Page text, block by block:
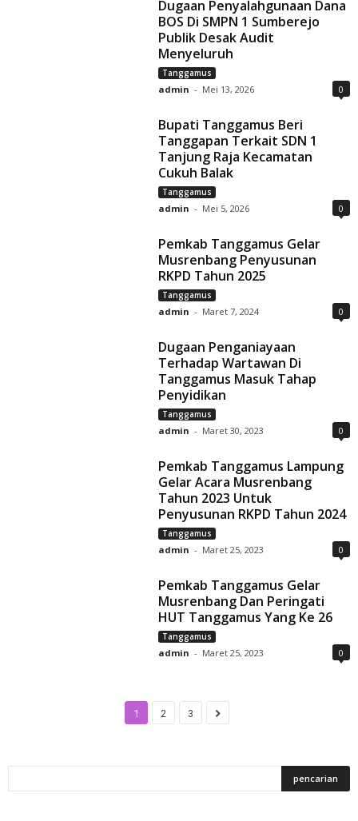
Dugaan Penyalahgunaan Dana
BOS Di SMPN 1 Sumberejo
Publik Desak Audit
Menyeluruh
Tanggamus
admin - Mei 13, 2026 0
Bupati Tanggamus Beri
Tanggapan Terkait SDN 1
Tanjung Raja Kecamatan
Cukuh Balak
Tanggamus
admin - Mei 5, 2026 0
Pemkab Tanggamus Gelar
Musrenbang Penyusunan
RKPD Tahun 2025
Tanggamus
admin - Maret 7, 2024 0
Dugaan Penganiayaan
Terhadap Wartawan Di
Tanggamus Masuk Tahap
Penyidikan
Tanggamus
admin - Maret 30, 2023 0
Pemkab Tanggamus Lampung
Gelar Acara Musrenbang
Tahun 2023 Untuk
Penyusunan RKPD Tahun 2024
Tanggamus
admin - Maret 25, 2023 0
Pemkab Tanggamus Gelar
Musrenbang Dan Peringati
HUT Tanggamus Yang Ke 26
Tanggamus
admin - Maret 25, 2023 0
1 2 3